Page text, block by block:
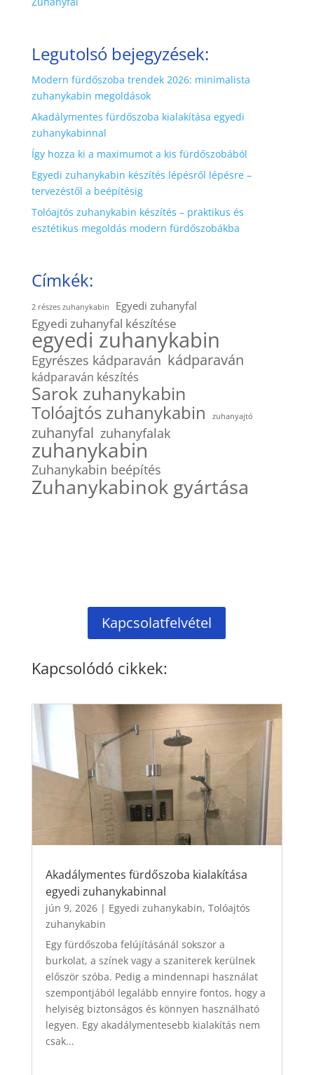
Legutolsó bejegyzések:
Modern fürdőszoba trendek 2026: minimalista
zuhanykabin megoldások
Akadálymentes fürdőszoba kialakítása egyedi
zuhanykabinnal
Így hozza ki a maximumot a kis fürdőszobából
Egyedi zuhanykabin készítés lépésről lépésre –
tervezéstől a beépítésig
Tolóajtós zuhanykabin készítés – praktikus és
esztétikus megoldás modern fürdőszobákba
Címkék:
2 részes zuhanykabin Egyedi zuhanyfal
Egyedi zuhanyfal készítése
egyedi zuhanykabin
Egyrészes kádparaván kádparaván
kádparaván készítés
Sarok zuhanykabin
Tolóajtós zuhanykabin
zuhanyajtó
zuhanyfal zuhanyfalak
zuhanykabin
Zuhanykabin beépítés
Zuhanykabinok gyártása
Kapcsolatfelvétel
Kapcsolódó cikkek:
Akadálymentes fürdőszoba kialakítása
egyedi zuhanykabinnal
jún 9, 2026| Egyedi zuhanykabin, Tolóajtós
zuhanykabin
Egy fürdőszoba felújításánál sokszor a
burkolat, a színek vagy a szaniterek kerülnek
először szóba. Pedig a mindennapi használat
szempontjából legalább ennyire fontos, hogy a
helyiség biztonságos és könnyen használható
legyen. Egy akadálymentesebb kialakítás nem
csak...